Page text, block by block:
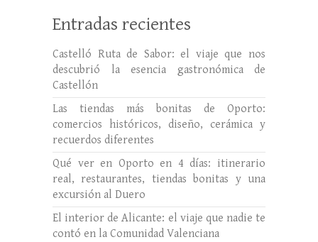
Entradas recientes
Castelló Ruta de Sabor: el viaje que nos
descubrió la esencia gastronómica de
Castellón
Las tiendas más bonitas de Oporto:
comercios históricos, diseño, cerámica y
recuerdos diferentes
Qué ver en Oporto en 4 días: itinerario
real, restaurantes, tiendas bonitas y una
excursión al Duero
El interior de Alicante: el viaje que nadie te
contó en la Comunidad Valenciana